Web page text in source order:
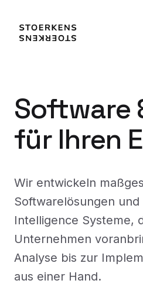
Software
für Ihren
Wir entwickeln
Softwarelösungen und
Intelligence Systeme,
Unternehmen
Analyse bis zur
aus einer Hand.